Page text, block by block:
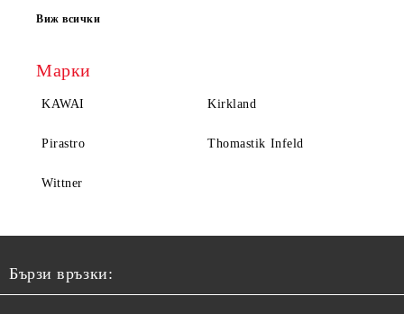
Виж всички
Марки
KAWAI Kirkland
Pirastro Thomastik Infeld
Wittner
Бързи връзки: